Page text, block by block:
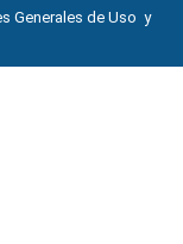
Generales de Uso y